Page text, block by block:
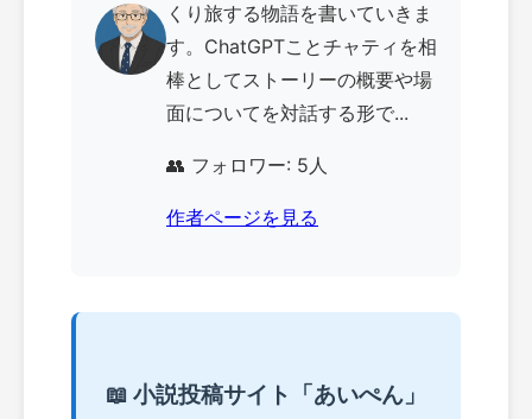
くり旅する物語を書いていきま
す。ChatGPTことチャティを相
棒としてストーリーの概要や場
面についてを対話する形で...
👥 フォロワー: 5人
作者ページを見る
📖 小説投稿サイト「あいぺん」